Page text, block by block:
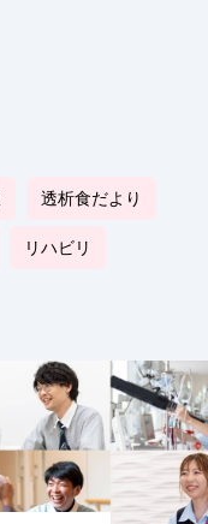
透析食だより
リハビリ